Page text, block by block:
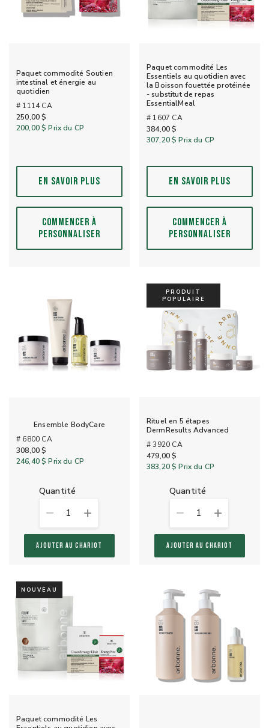
Paquet commodité Soutien
intestinal et énergie au
quotidien
# 1114 CA
250,00 $
200,00 $ Prix du CP
EN SAVOIR PLUS
COMMENCER À
PERSONNALISER
Paquet commodité Les
Essentiels au quotidien avec
la Boisson fouettée protéinée
- substitut de repas
EssentialMeal
# 1607 CA
384,00 $
307,20 $ Prix du CP
EN SAVOIR PLUS
COMMENCER À
PERSONNALISER
Ensemble BodyCare
# 6800 CA
308,00 $
246,40 $ Prix du CP
quantité
1
AJOUTER AU CHARIOT
PRODUIT
POPULAIRE
Rituel en 5 étapes
DermResults Advanced
# 3920 CA
479,00 $
383,20 $ Prix du CP
quantité
1
AJOUTER AU CHARIOT
NOUVEAU
Paquet commodité Les